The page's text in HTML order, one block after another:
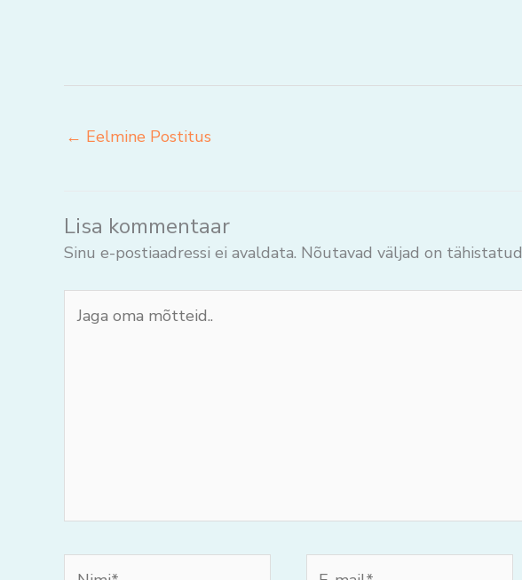
← Eelmine Postitus
Lisa kommentaar
Sinu e-postiaadressi ei avaldata. Nõutavad väljad on tähistatud
oma